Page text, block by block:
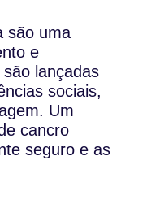
são uma
e
lançadas
sociais,
Um
cancro
seguro e as